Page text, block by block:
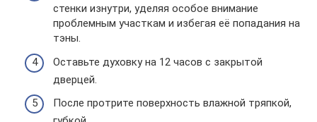
стенки изнутри, уделяя особое внимание
проблемным участкам и избегая её попадания на
тэны.
Оставьте духовку на 12 часов с закрытой
дверцей.
После протрите поверхность влажной тряпкой,